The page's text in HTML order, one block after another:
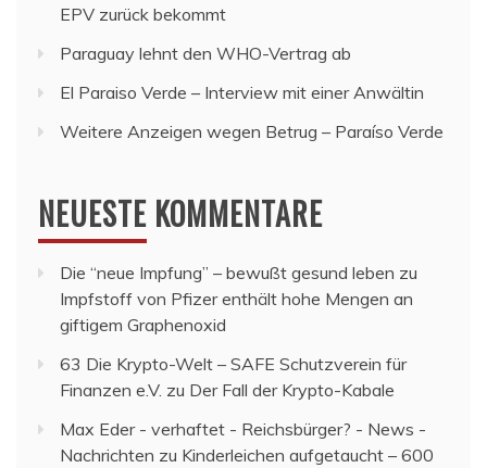
EPV zurück bekommt
Paraguay lehnt den WHO-Vertrag ab
El Paraiso Verde – Interview mit einer Anwältin
Weitere Anzeigen wegen Betrug – Paraíso Verde
NEUESTE KOMMENTARE
Die “neue Impfung” – bewußt gesund leben zu
Impfstoff von Pfizer enthält hohe Mengen an
giftigem Graphenoxid
63 Die Krypto-Welt – SAFE Schutzverein für
Finanzen e.V. zu Der Fall der Krypto-Kabale
Max Eder - verhaftet - Reichsbürger? - News -
Nachrichten zu Kinderleichen aufgetaucht – 600